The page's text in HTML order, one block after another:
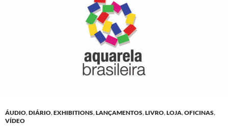
ÁUDIO,DIÁRIO,EXHIBITIONS,LANÇAMENTOS,LIVRO,LOJA,OFICINAS,
VÍDEO